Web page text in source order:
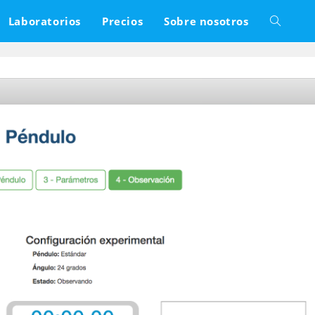
Laboratorios Precios Sobre nosotros Alternar
de